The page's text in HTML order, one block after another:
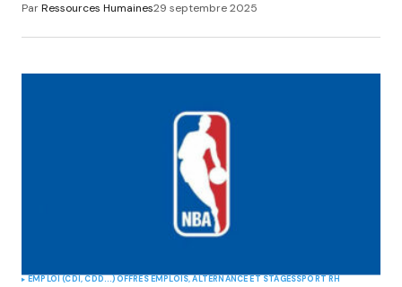
ParRessources Humaines29 septembre 2025
EMPLOI (CDI, CDD...)OFFRES EMPLOIS, ALTERNANCE ET STAGESSPORT RH